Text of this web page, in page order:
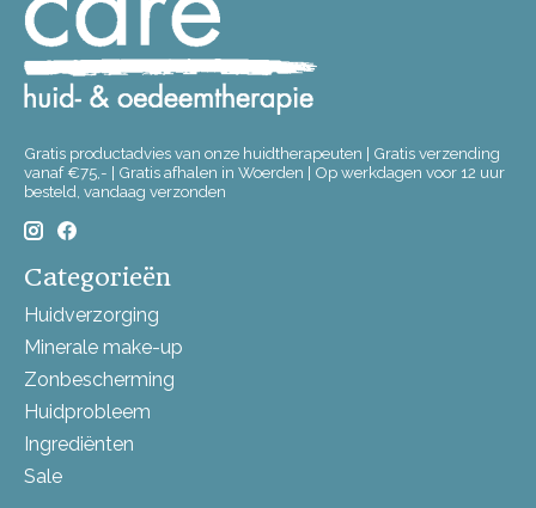
Gratis productadvies van onze huidtherapeuten | Gratis verzending
vanaf €75,- | Gratis afhalen in Woerden | Op werkdagen voor 12 uur
besteld, vandaag verzonden
Categorieën
Huidverzorging
Minerale make-up
Zonbescherming
Huidprobleem
Ingrediënten
Sale